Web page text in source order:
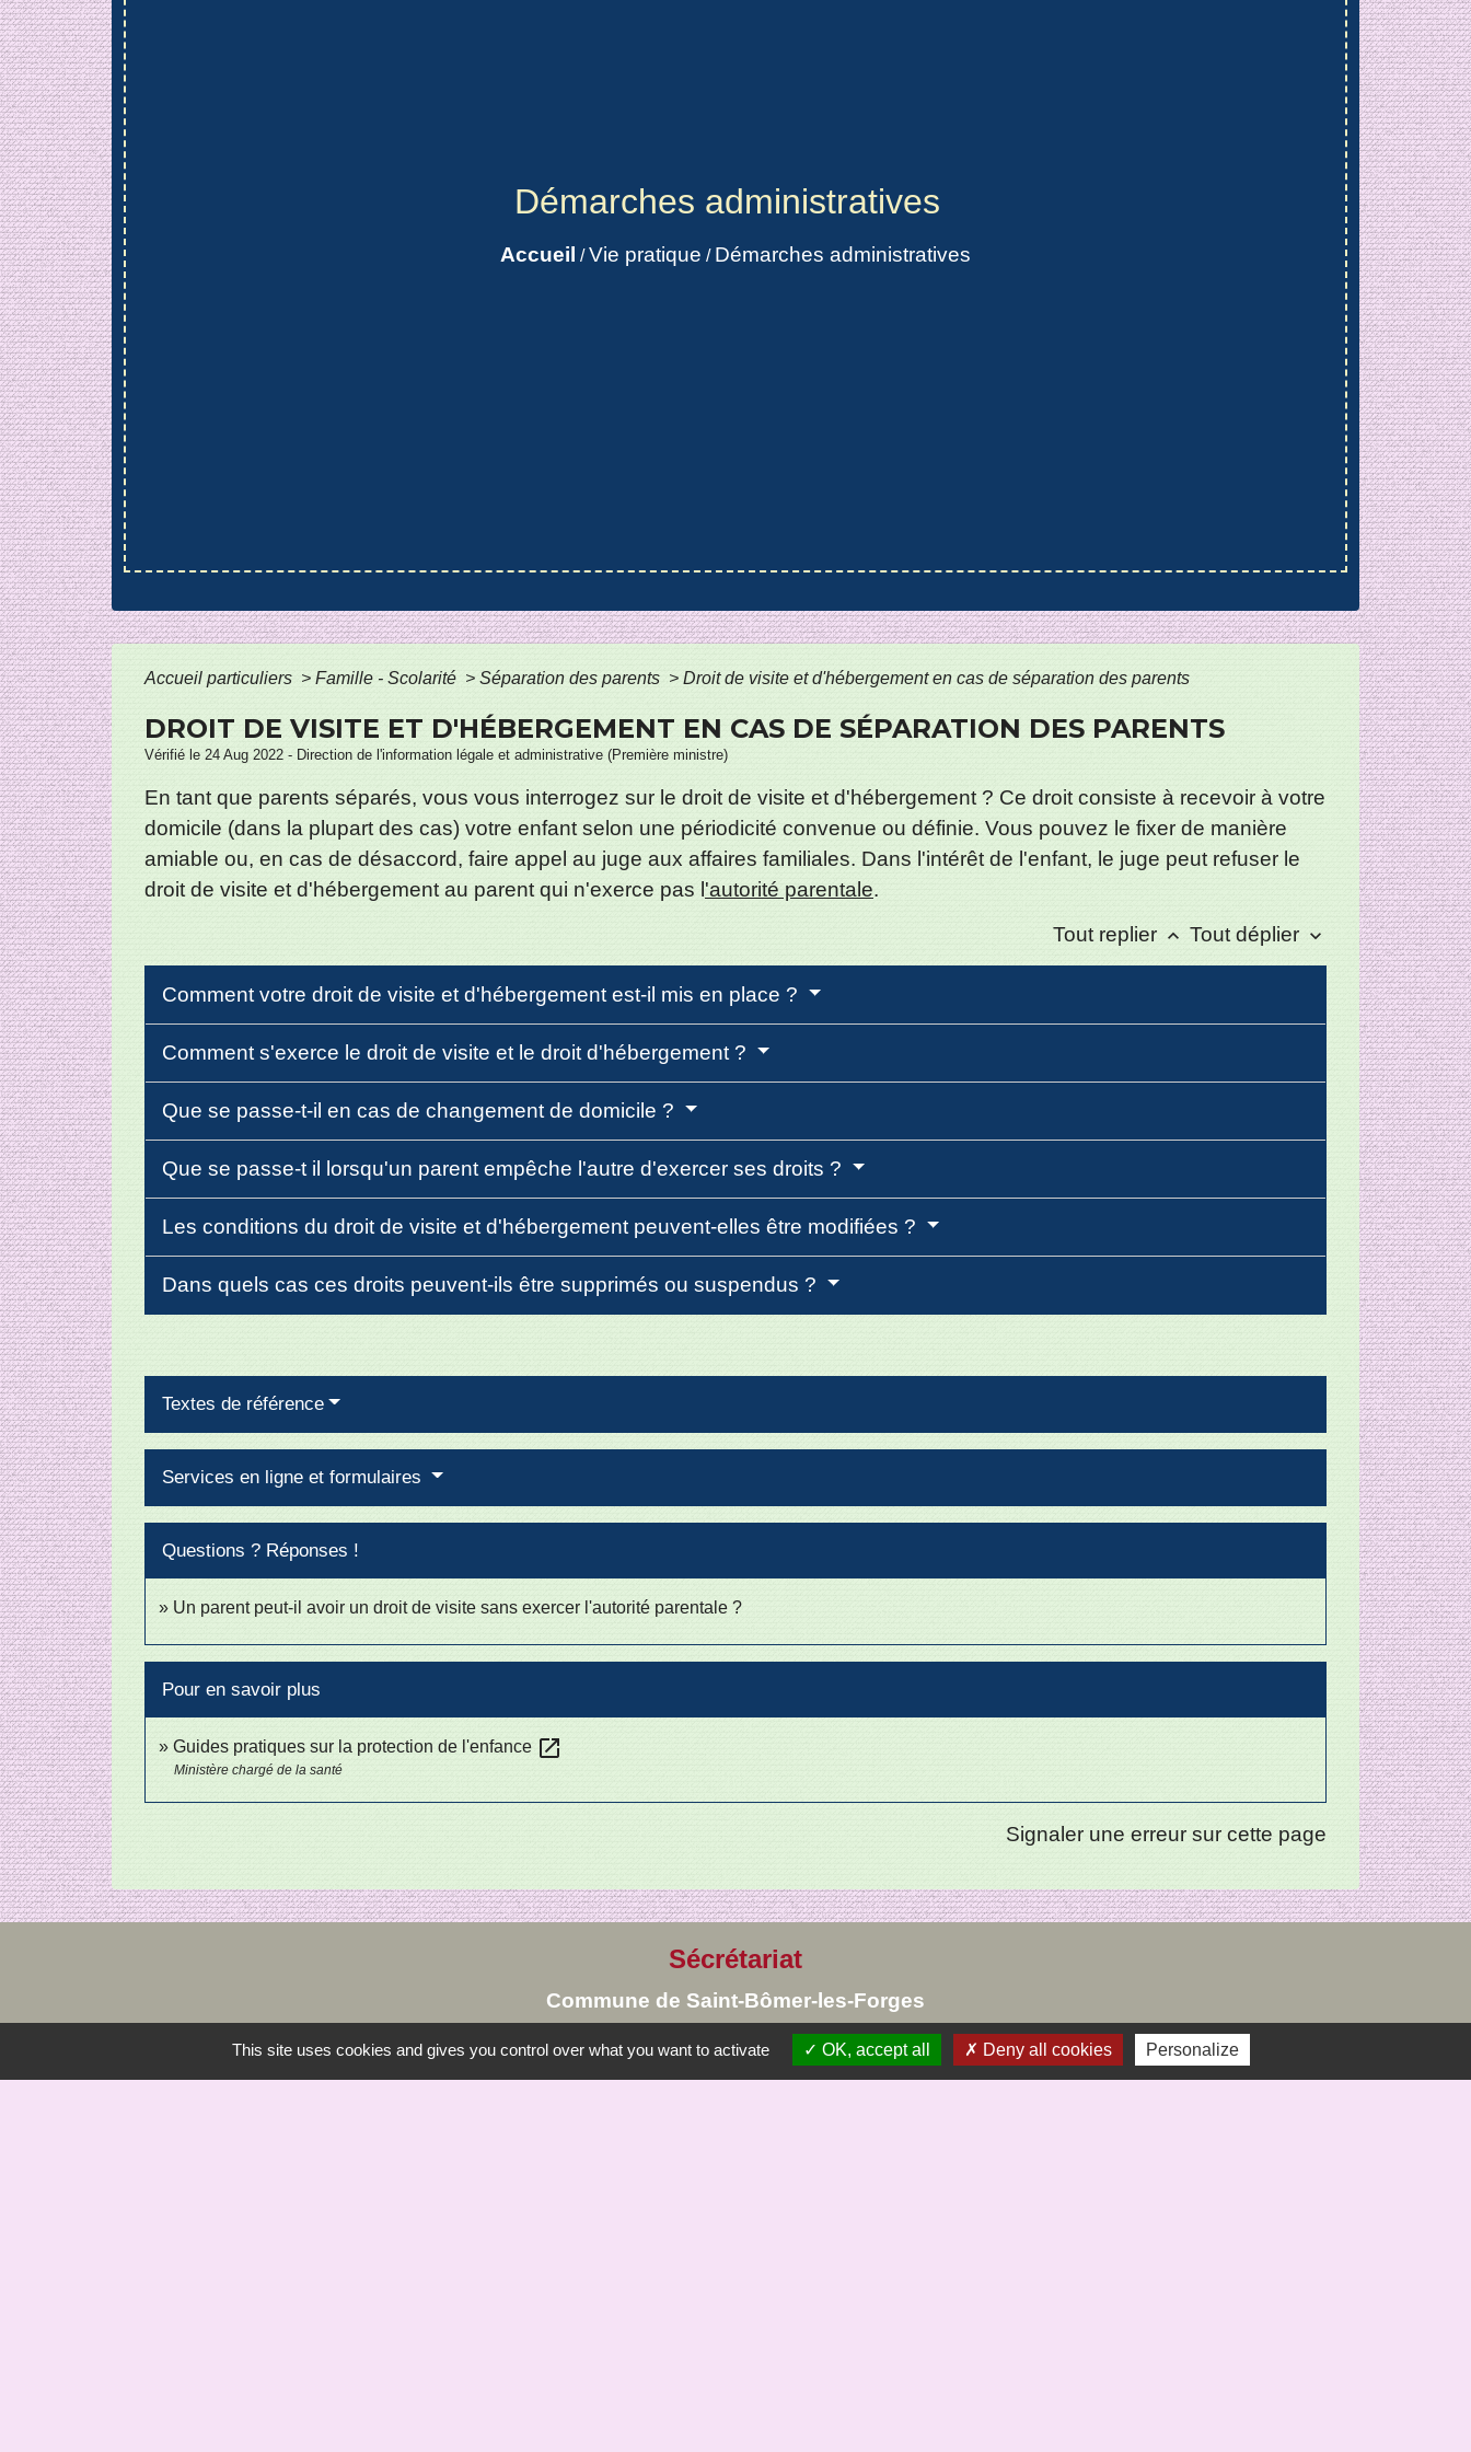
Démarches administratives
Accueil /Vie pratique / Démarches administratives
Accueil particuliers > Famille - Scolarité > Séparation des parents > Droit de visite et d'hébergement en cas de séparation des parents
DROIT DE VISITE ET D'HÉBERGEMENT EN CAS DE SÉPARATION DES PARENTS
Vérifié le 24 Aug 2022 - Direction de l'information légale et administrative (Première ministre)
En tant que parents séparés, vous vous interrogez sur le droit de visite et d'hébergement ? Ce droit consiste à recevoir à votre
domicile (dans la plupart des cas) votre enfant selon une périodicité convenue ou définie. Vous pouvez le fixer de manière
amiable ou, en cas de désaccord, faire appel au juge aux affaires familiales. Dans l'intérêt de l'enfant, le juge peut refuser le
droit de visite et d'hébergement au parent qui n'exerce pas l 'autorité parentale.
Tout replier keyboard_arrow_up Tout déplier keyboard_arrow_down
Comment votre droit de visite et d'hébergement est-il mis en place ?
Comment s'exerce le droit de visite et le droit d'hébergement ?
Que se passe-t-il en cas de changement de domicile ?
Que se passe-t il lorsqu'un parent empêche l'autre d'exercer ses droits ?
Les conditions du droit de visite et d'hébergement peuvent-elles être modifiées ?
Dans quels cas ces droits peuvent-ils être supprimés ou suspendus ?
Textes de référence
Services en ligne et formulaires
Questions ? Réponses !
Un parent peut-il avoir un droit de visite sans exercer l'autorité parentale ?
Pour en savoir plus
Guides pratiques sur la protection de l'enfance open_in_new
Ministère chargé de la santé
Signaler une erreur sur cette page
Sécrétariat
Commune de Saint-Bômer-les-Forges
8, rue de la Mairie
61700 Saint-Bômer-les-Forges - FRANCE
This site uses cookies and gives you control over what you want to activate OK, accept all Deny all cookies Personalize